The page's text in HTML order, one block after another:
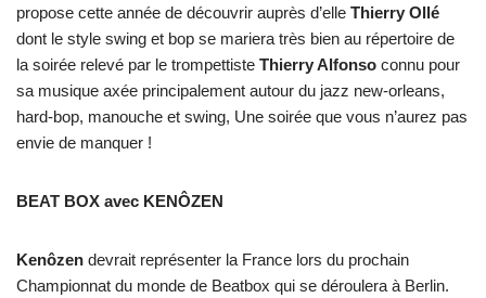
propose cette année de découvrir auprès d’elle Thierry Ollé
dont le style swing et bop se mariera très bien au répertoire de
la soirée relevé par le trompettiste Thierry Alfonso connu pour
sa musique axée principalement autour du jazz new-orleans,
hard-bop, manouche et swing, Une soirée que vous n’aurez pas
envie de manquer !
BEAT BOX avec KENÔZEN
Kenôzen devrait représenter la France lors du prochain
Championnat du monde de Beatbox qui se déroulera à Berlin.